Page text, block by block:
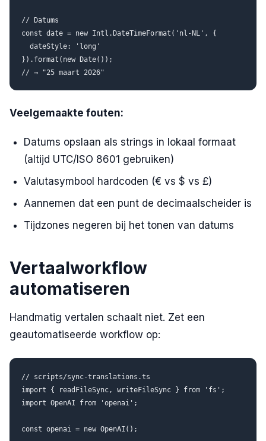
// Datums
const date = new Intl.DateTimeFormat('nl-NL', {
  dateStyle: 'long'
}).format(new Date());
Veelgemaakte fouten:
Datums opslaan als strings in lokaal formaat
(altijd UTC/ISO 8601 gebruiken)
Valutasymbool hardcoden (€ vs $ vs £)
Aannemen dat een punt de decimaalscheider is
Tijdzones negeren bij het tonen van datums
Vertaalworkflow
automatiseren
Handmatig vertalen schaalt niet. Zet een
geautomatiseerde workflow op:
// scripts/sync-translations.ts
import { readFileSync, writeFileSync } from 'fs';
import OpenAI from 'openai';
const openai = new OpenAI();